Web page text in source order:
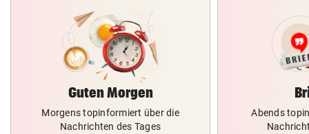
Guten Morgen
Morgens topinformiert über die
Nachrichten des Tages
Abends